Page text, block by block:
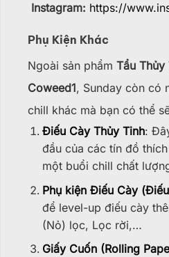
Instagram: https://
Phụ Kiện Khác
Ngoài sản phẩm Tẩu Thủy
Coweed1, Sunday còn có
chill khác mà bạn có thể
Điếu Cày Thủy Tinh:
đầu của các tín đồ
một buổi chill chất
Phụ kiện Điếu Cày (Điếu
để level-up điếu cày
(Nỏ) lọc, Lọc rời,…
Giấy Cuốn (Rolling